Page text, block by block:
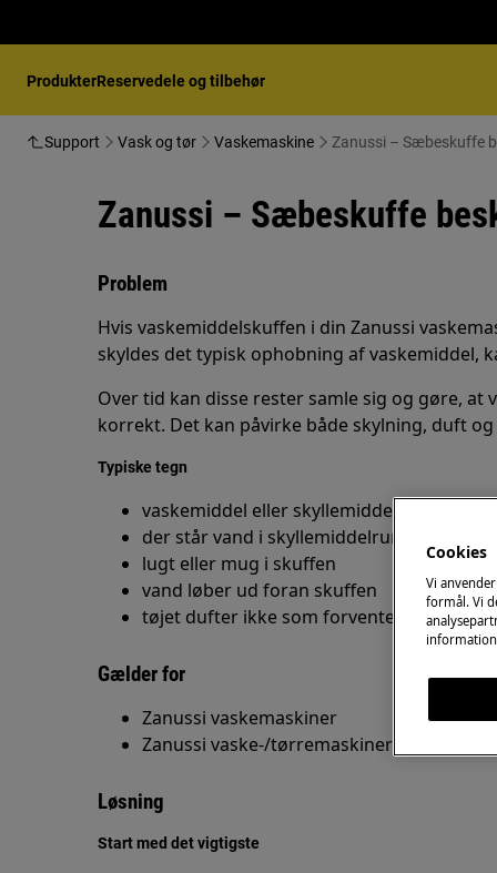
ProdukterReservedele og tilbehør
Support Vask og tør Vaskemaskine Zanussi – Sæbeskuffe
Zanussi – Sæbeskuffe
Problem
Hvis vaskemiddelskuffen i din Zanussi
skyldes det typisk ophobning af vaskemiddel,
Over tid kan disse rester samle sig og gøre, at
korrekt. Det kan påvirke både skylning, duft
Typiske tegn
vaskemiddel eller skyllemiddel bliver i
der står vand i skyllemiddelrummet
lugt eller mug i skuffen
vand løber ud foran skuffen
tøjet dufter ikke som forventet
Gælder for
Zanussi vaskemaskiner
Zanussi vaske-/tørremaskiner
Løsning
Start med det vigtigste
Cookies
Vi
formål. Vi
information